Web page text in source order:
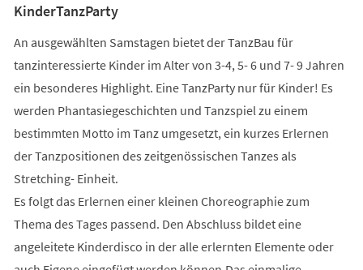
KinderTanzParty
An ausgewählten Samstagen bietet der TanzBau für
tanzinteressierte Kinder im Alter von 3-4, 5- 6 und 7- 9 Jahren
ein besonderes Highlight. Eine TanzParty nur für Kinder! Es
werden Phantasiegeschichten und Tanzspiel zu einem
bestimmten Motto im Tanz umgesetzt, ein kurzes Erlernen
der Tanzpositionen des zeitgenössischen Tanzes als
Stretching- Einheit.
Es folgt das Erlernen einer kleinen Choreographie zum
Thema des Tages passend. Den Abschluss bildet eine
angeleitete Kinderdisco in der alle erlernten Elemente oder